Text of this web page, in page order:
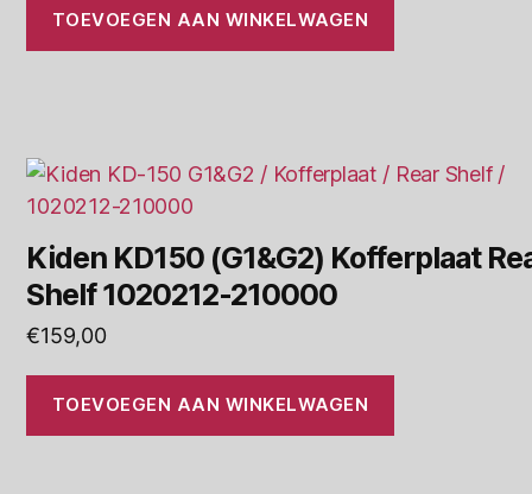
TOEVOEGEN AAN WINKELWAGEN
Kiden KD150 (G1&G2) Kofferplaat
Shelf 1020212-210000
€159,00
TOEVOEGEN AAN WINKELWAGEN